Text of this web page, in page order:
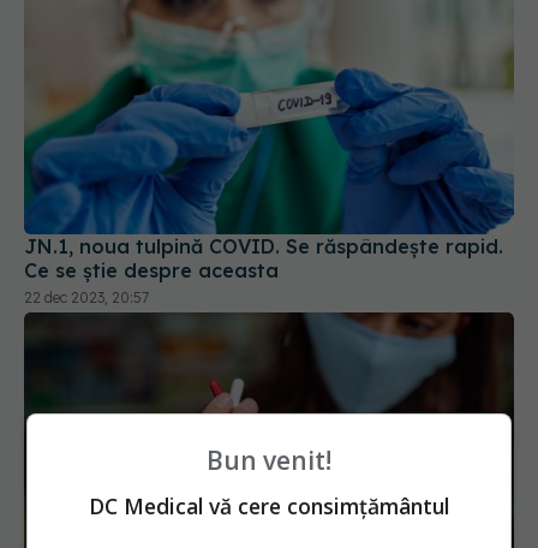
JN.1, noua tulpină COVID. Se răspândește rapid.
Ce se știe despre aceasta
22 dec 2023, 20:57
Bun venit!
DC Medical vă cere consimțământul